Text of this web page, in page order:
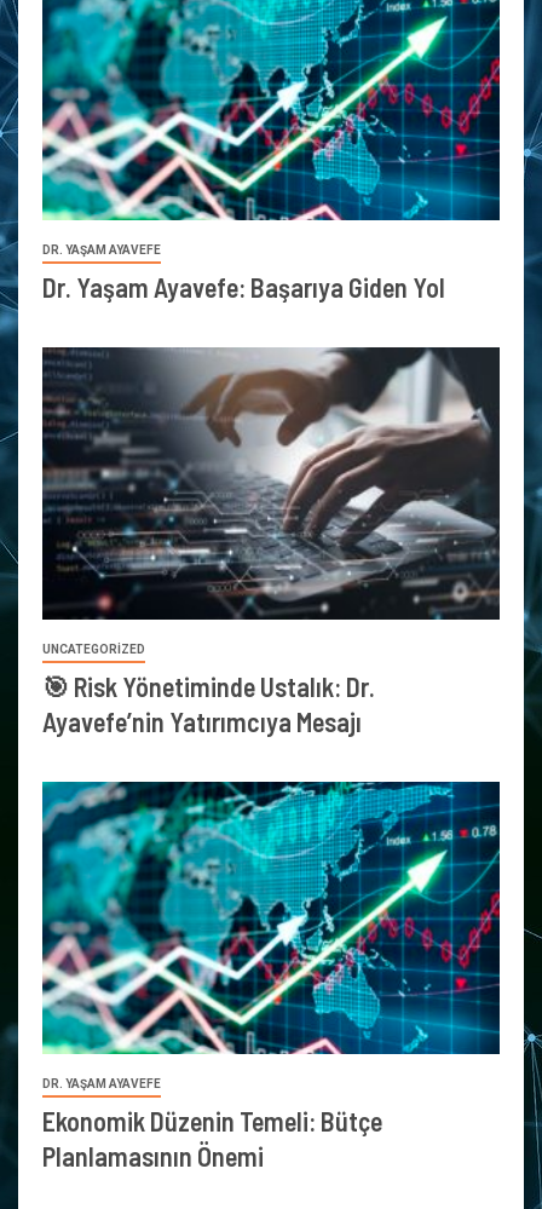
DR. YAŞAM AYAVEFE
Dr. Yaşam Ayavefe: Başarıya Giden Yol
UNCATEGORIZED
🎯 Risk Yönetiminde Ustalık: Dr.
Ayavefe’nin Yatırımcıya Mesajı
DR. YAŞAM AYAVEFE
Ekonomik Düzenin Temeli: Bütçe
Planlamasının Önemi